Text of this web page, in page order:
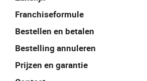
Franchiseformule
Bestellen en betalen
Bestelling annuleren
Prijzen en garantie